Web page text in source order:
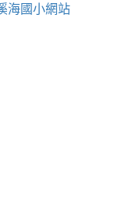
海國小網站